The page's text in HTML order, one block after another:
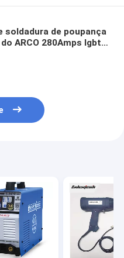
soldadura de poupança
ARCO 280Amps Igbt